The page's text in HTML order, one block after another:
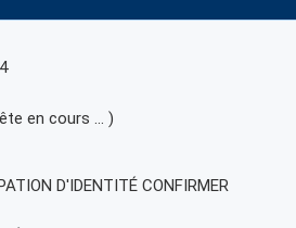
en cours … )
D'IDENTITÉ CONFIRMER